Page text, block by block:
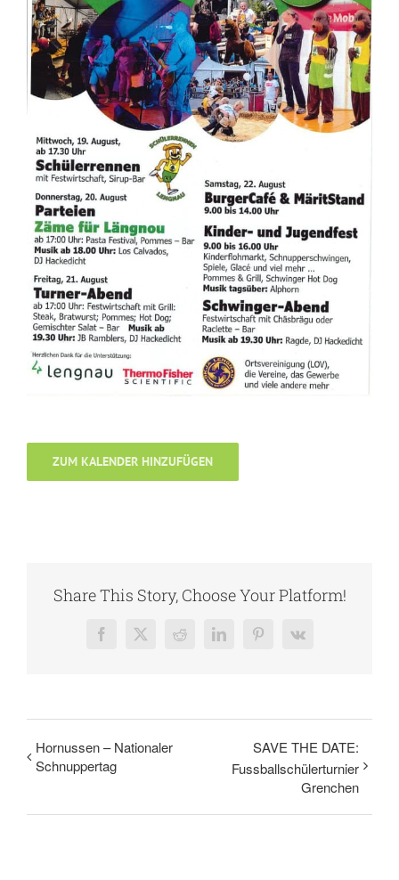
ZUM KALENDER HINZUFÜGEN
Share This Story, Choose Your Platform!
Facebook
X RedditLinkedInPinterest
Vk
Hornussen – Nationaler
Schnuppertag
SAVE THE DATE:
Fussballschülerturnier
Grenchen